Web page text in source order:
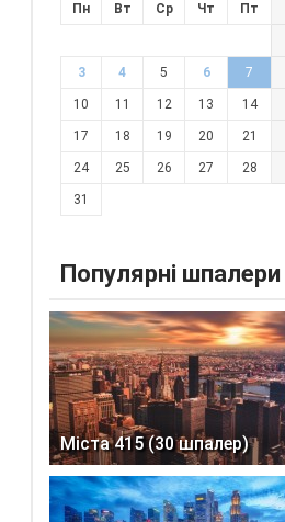
Пн Вт Ср Чт Пт
3 4 5 6 7
10 11 12 13 14
17 18 19 20 21
24 25 26 27 28
31
Популярні шпалери
Міста 415 (30 шпалер)